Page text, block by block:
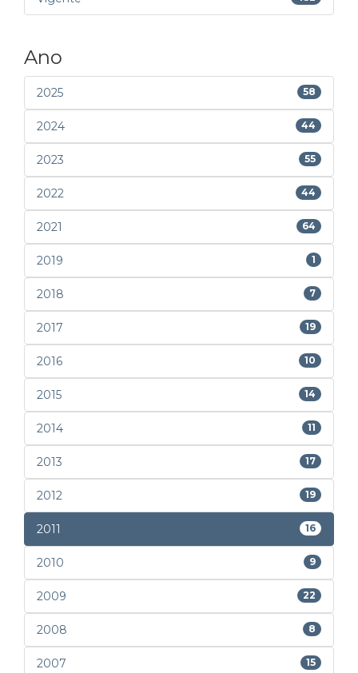
Ano
2025 58
2024 44
2023 55
2022 44
2021 64
2019 1
2018 7
2017 19
2016 10
2015 14
2014 11
2013 17
2012 19
2011 16
2010 9
2009 22
2008 8
2007 15